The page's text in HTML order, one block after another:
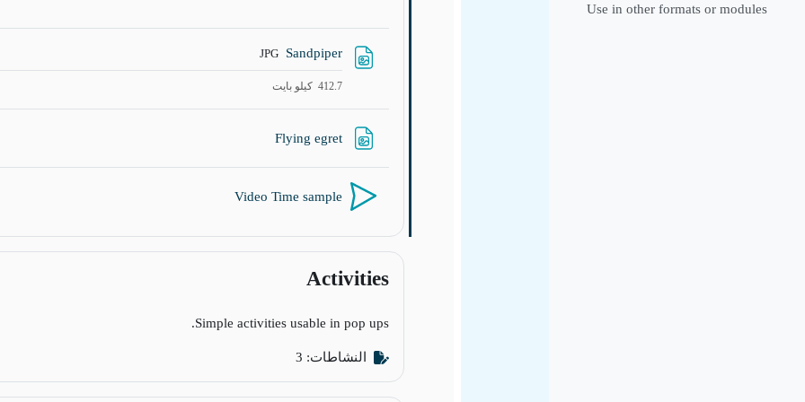
Use in other formats or modules
Sandpiper ملف
JPG
412.7 كيلو بايت
Flying egretرابط الكتروني
Video Time sample
Activities
Simple activities usable in pop ups.
النشاطات: 3